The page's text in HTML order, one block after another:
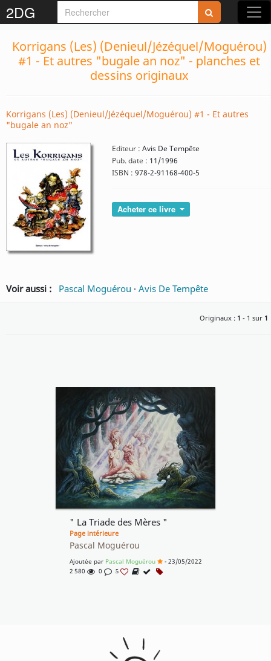
2DG
Korrigans (Les) (Denieul/Jézéquel/Moguérou)
#1 - Et autres "bugale an noz" - planches et
dessins originaux
Korrigans (Les) (Denieul/Jézéquel/Moguérou) #1 - Et autres
"bugale an noz"
Editeur : Avis De Tempête
Pub. date : 11/1996
ISBN : 978-2-91168-400-5
Acheter ce livre
Voir aussi : Pascal Moguérou · Avis De Tempête
Originaux : 1 - 1 sur 1
" La Triade des Mères "
Page intérieure
Pascal Moguérou
Ajoutée par Pascal Moguérou
- 23/05/2022
2 580
0 5